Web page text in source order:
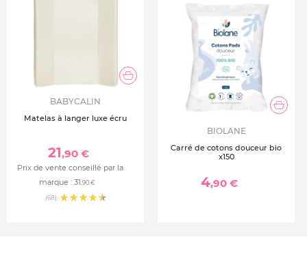
BABYCALIN
Matelas à langer luxe écru
21,90 €
Prix de vente conseillé par la
marque : 31,90 €
(68)
BIOLANE
Carré de cotons douceur bio
x150
4,90 €